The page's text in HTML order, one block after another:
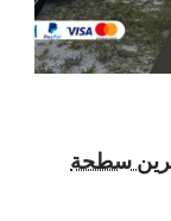
/ ونش كرين سطحة